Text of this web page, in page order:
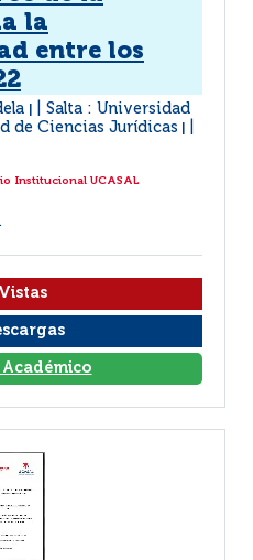
la
entre los
Salta : Universidad
de Ciencias Jurídicas
Institucional UCASAL